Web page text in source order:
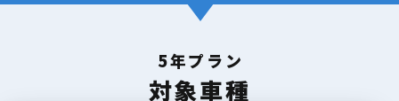
5年プラン
対象車種